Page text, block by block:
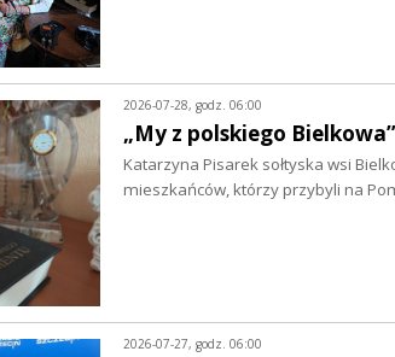
2026-07-28, godz. 06:00
„My z polskiego
Katarzyna Pisarek sołtyska wsi
mieszkańców, którzy przybyli na
2026-07-27, godz. 06:00